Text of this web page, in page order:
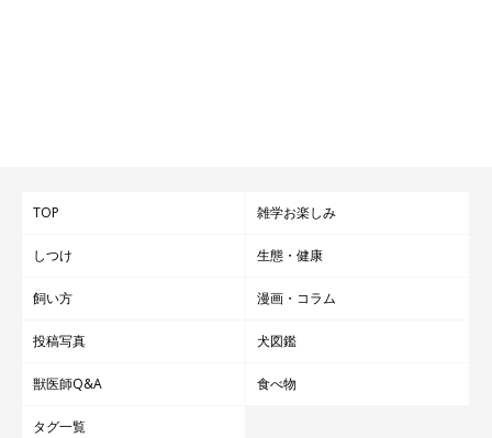
TOP 雑学お楽しみ
しつけ 生態・健康
飼い方 漫画・コラム
投稿写真 犬図鑑
獣医師Q&A 食べ物
タグ一覧